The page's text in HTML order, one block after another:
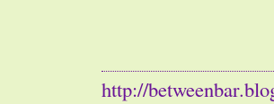
http://